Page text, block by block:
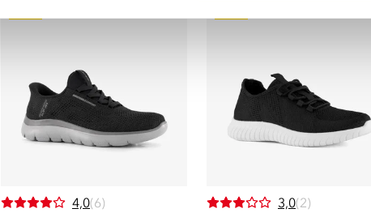
4,0(6)
3,0(2)